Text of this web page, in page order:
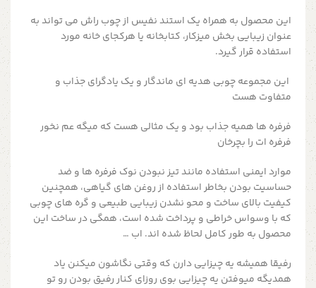
این محصول به همراه یک استند نفیس از چوب راش می تواند به
عنوان زیبایی بخش میزکار، کتابخانه یا هرکجای خانه مورد
استفاده قرار گیرد.
این مجموعه چوبی هدیه ای ماندگار و یک یادگرای جذاب و
متفاوت هست
فرفره ها همیه جذاب بود و یک مثالی هست که میگه عم نخور
فرفره ات را بچرخان
موارد ایمنی استفاده مانند تیز نبودن نوک فرفره ها و ضد
حساسیت بودن بخاطر استفاده از روغن های گیاهی، همچنین
کیفیت بالای ساخت و محو نشدن زیبایی طبیعی و گره های چوبی
که با وسواس خراطی و پرداخت شده است، همگی در ساخت این
محصول به طور کامل لحاظ شده اند. اب …
رفیقا همیشه یه چیزایی دارن که وقتی نگاشون میکنن یاد
همدیگه میوفتن یه چیزایی بوی روزای کنار رفیق بودن رو تو